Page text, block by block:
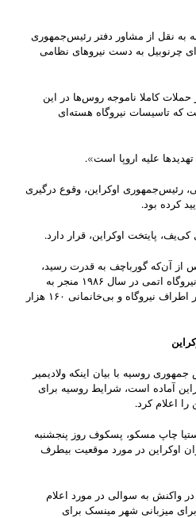
به نقل از مشاور دفتر رئیس‌جمهوری
چرنوبیل به دست نیروهای نظامی
کاملا ناموجه روس‌ها در این
که تاسیسات نیروگاه هسته‌ای
علیه اروپا است».
رئیس‌جمهوری اوکراین، وقوع درگیری
کرده بود.
از آن‌که گورباچف به قدرت رسید،
اتفاق افتاد. وقوع انفجار در این نیروگاه اتمی در سال ۱۹۸۶ منجر به
آلوده شدن مناطق گسترده‌ای در اطراف نیروگاه و بی‌خانمانی ۱۶۰ هزار
روسیه با بیان اینکه ولادیمیر
آماده است، شرایط روسیه برای
اعلام کرد.
چاپ مسکو، پسکوف روز پنجشنبه
اوکراین در مورد موقعیت بیطرف
واکنش به سوالی در مورد اعلام
میزبانی شهر مینسک برای